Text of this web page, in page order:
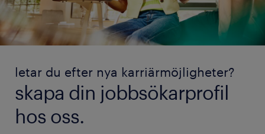
letar du efter nya karriärmöjligheter?
skapa din jobbsökarprofil
hos oss.